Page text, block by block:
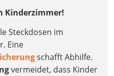
Kinderzimmer!
Steckdosen im
Eine
schafft Abhilfe.
vermeidet, dass Kinder